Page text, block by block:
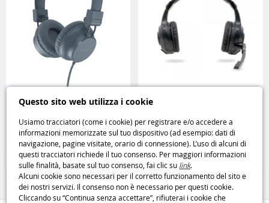
Questo sito web utilizza i cookie
Usiamo tracciatori (come i cookie) per registrare e/o accedere a
informazioni memorizzate sul tuo dispositivo (ad esempio: dati di
navigazione, pagine visitate, orario di connessione). L’uso di alcuni di
questi tracciatori richiede il tuo consenso. Per maggiori informazioni
sulle finalità, basate sul tuo consenso, fai clic su link.
Alcuni cookie sono necessari per il corretto funzionamento del sito e
dei nostri servizi. Il consenso non è necessario per questi cookie.
Cliccando su “Continua senza accettare”, rifiuterai i cookie che
Cuffie Nima Blu Grigio: comfort e
stile ogni giorno Ryght
14,95€
Casa e Tempo Libero
Casque Gaming Livoo TES244
partita Livoo
14,95€
Casa e Tempo Libero